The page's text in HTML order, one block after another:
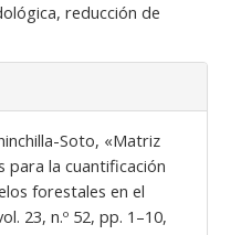
reducción de
Soto, «Matriz
para la cuantificación
forestales en el
23, n.º 52, pp. 1–10,